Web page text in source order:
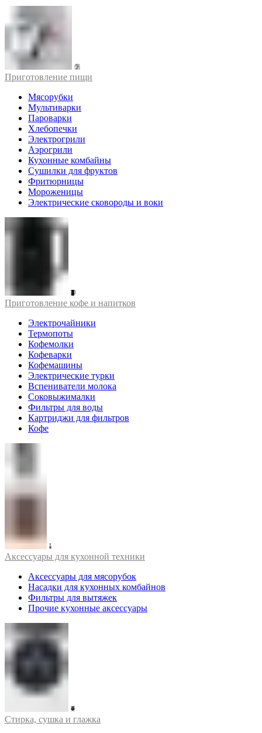
Приготовление пищи
Мясорубки
Мультиварки
Пароварки
Хлебопечки
Электрогрили
Аэрогрили
Кухонные комбайны
Сушилки для фруктов
Фритюрницы
Мороженицы
Электрические сковороды и воки
Приготовление кофе и напитков
Электрочайники
Термопоты
Кофемолки
Кофеварки
Кофемашины
Электрические турки
Вспениватели молока
Соковыжималки
Фильтры для воды
Картриджи для фильтров
Кофе
Аксессуары для кухонной техники
Аксессуары для мясорубок
Насадки для кухонных комбайнов
Фильтры для вытяжек
Прочие кухонные аксессуары
Стирка, сушка и глажка